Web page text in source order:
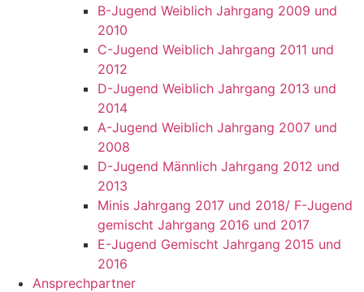
B-Jugend Weiblich Jahrgang 2009 und
2010
C-Jugend Weiblich Jahrgang 2011 und
2012
D-Jugend Weiblich Jahrgang 2013 und
2014
A-Jugend Weiblich Jahrgang 2007 und
2008
D-Jugend Männlich Jahrgang 2012 und
2013
Minis Jahrgang 2017 und 2018/ F-Jugend
gemischt Jahrgang 2016 und 2017
E-Jugend Gemischt Jahrgang 2015 und
2016
Ansprechpartner